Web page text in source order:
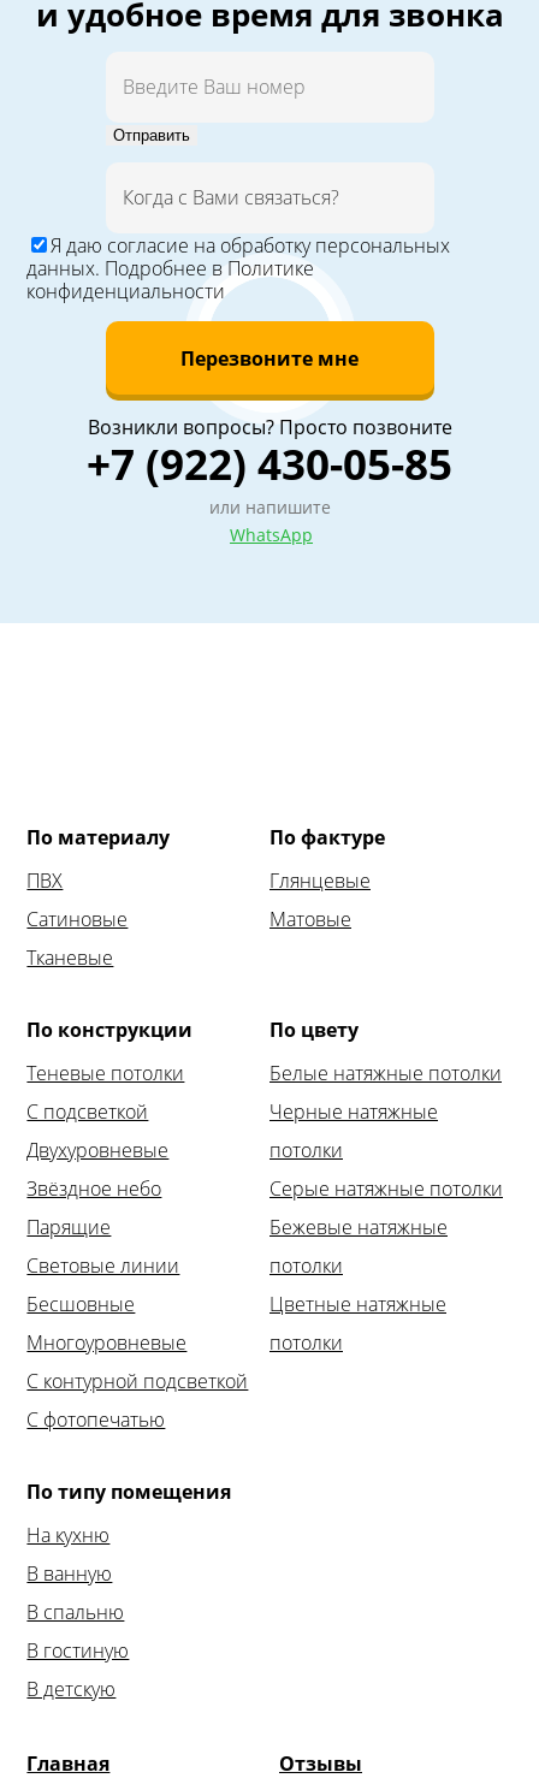
и удобное время для звонка
Отправить
Я даю согласие на обработку персональных
данных. Подробнее в Политике
конфиденциальности
Перезвоните мне
Возникли вопросы? Просто позвоните
+7 (922) 430-05-85
или напишите
WhatsApp
По материалу
ПВХ
Сатиновые
Тканевые
По фактуре
Глянцевые
Матовые
По конструкции
Теневые потолки
С подсветкой
Двухуровневые
Звёздное небо
Парящие
Световые линии
Бесшовные
Многоуровневые
С контурной подсветкой
С фотопечатью
По цвету
Белые натяжные потолки
Черные натяжные
потолки
Серые натяжные потолки
Бежевые натяжные
потолки
Цветные натяжные
потолки
По типу помещения
На кухню
В ванную
В спальню
В гостиную
В детскую
Главная
Отзывы